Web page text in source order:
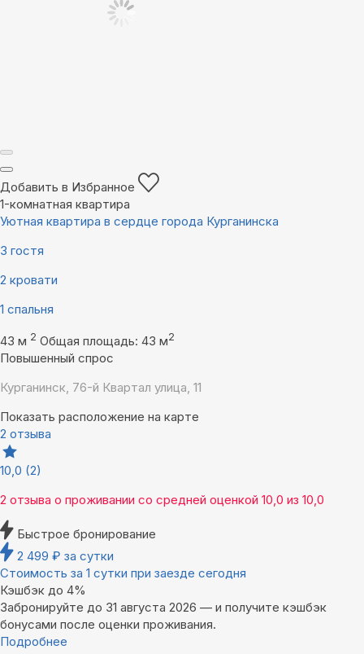
Добавить в Избранное
1-комнатная квартира
Уютная квартира в сердце города Курганинска
3 гостя
2 кровати
1 спальня
43 м 2 Общая площадь: 43 м2
Повышенный спрос
Курганинск, 76-й Квартал улица, 11
Показать расположение на карте
2 отзыва
10,0 (2)
2 отзыва о проживании со средней оценкой 10,0 из 10,0
Быстрое бронирование
2 499 ₽ за сутки
Стоимость за 1 сутки при заезде сегодня
Кэшбэк до 4%
Забронируйте до 31 августа 2026 — и получите кэшбэк
бонусами после оценки проживания.
Подробнее